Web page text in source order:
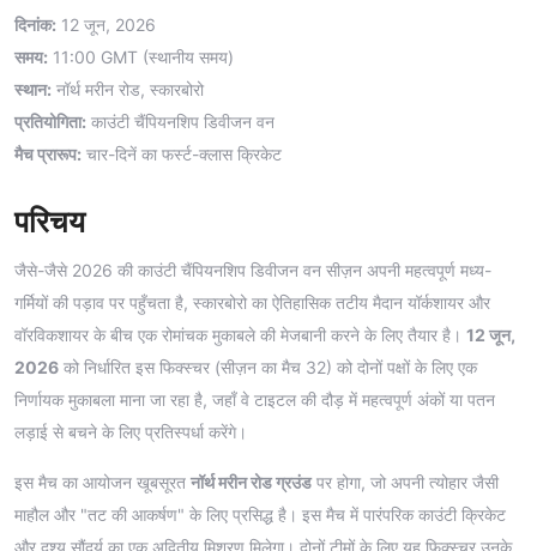
दिनांक: 12 जून, 2026
समय: 11:00 GMT (स्थानीय समय)
स्थान: नॉर्थ मरीन रोड, स्कारबोरो
प्रतियोगिता: काउंटी चैंपियनशिप डिवीजन वन
मैच प्रारूप: चार-दिनें का फर्स्ट-क्लास क्रिकेट
परिचय
जैसे-जैसे 2026 की काउंटी चैंपियनशिप डिवीजन वन सीज़न अपनी महत्वपूर्ण मध्य-
गर्मियों की पड़ाव पर पहुँचता है, स्कारबोरो का ऐतिहासिक तटीय मैदान यॉर्कशायर और
वॉरविकशायर के बीच एक रोमांचक मुकाबले की मेजबानी करने के लिए तैयार है। 12 जून,
2026 को निर्धारित इस फिक्स्चर (सीज़न का मैच 32) को दोनों पक्षों के लिए एक
निर्णायक मुकाबला माना जा रहा है, जहाँ वे टाइटल की दौड़ में महत्वपूर्ण अंकों या पतन
लड़ाई से बचने के लिए प्रतिस्पर्धा करेंगे।
इस मैच का आयोजन खूबसूरत नॉर्थ मरीन रोड ग्रउंडपर होगा, जो अपनी त्योहार जैसी
माहौल और "तट की आकर्षण" के लिए प्रसिद्ध है। इस मैच में पारंपरिक काउंटी क्रिकेट
और दृश्य सौंदर्य का एक अद्वितीय मिश्रण मिलेगा। दोनों टीमों के लिए यह फिक्स्चर उनके